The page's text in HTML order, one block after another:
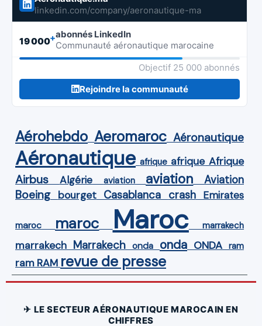
linkedin.com/company/aeronautique-ma
19 000+abonnés LinkedIn
Communauté aéronautique marocaine
Objectif 25 000 abonnés
Rejoindre la communauté
Aérohebdo Aeromaroc Aéronautique
Aéronautique afrique afrique Afrique
Airbus Algérie aviation aviation Aviation
Boeing bourget Casablanca crash Emirates
maroc maroc Maroc marrakech
marrakech Marrakech onda onda ONDA ram
ram RAM revue de presse
✈ LE SECTEUR AÉRONAUTIQUE MAROCAIN EN
CHIFFRES